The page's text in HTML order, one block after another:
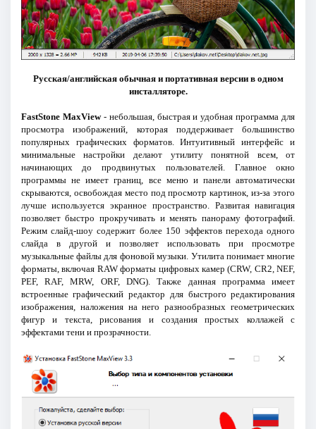
Русская/английская обычная и портативная версии в одном
инсталляторе.
FastStone MaxView- небольшая, быстрая и удобная программа для
просмотра изображений, которая поддерживает большинство
популярных графических форматов. Интуитивный интерфейс и
минимальные настройки делают утилиту понятной всем, от
начинающих до продвинутых пользователей. Главное окно
программы не имеет границ, все меню и панели автоматически
скрываются, освобождая место под просмотр картинок, из-за этого
лучше используется экранное пространство. Развитая навигация
позволяет быстро прокручивать и менять панораму фотографий.
Режим слайд-шоу содержит более 150 эффектов перехода одного
слайда в другой и позволяет использовать при просмотре
музыкальные файлы для фоновой музыки. Утилита понимает многие
форматы, включая RAW форматы цифровых камер (CRW, CR2, NEF,
PEF, RAF, MRW, ORF, DNG). Также данная программа имеет
встроенные графический редактор для быстрого редактирования
изображения, наложения на него разнообразных геометрических
фигур и текста, рисования и создания простых коллажей с
эффектами тени и прозрачности.